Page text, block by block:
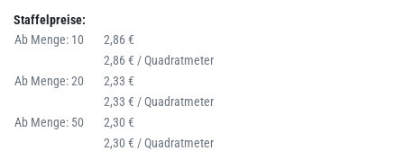
Staffelpreise:
Ab Menge: 10
2,86 €
2,86 € / Quadratmeter
Ab Menge: 20
2,33 €
2,33 € / Quadratmeter
Ab Menge: 50
2,30 €
2,30 € / Quadratmeter